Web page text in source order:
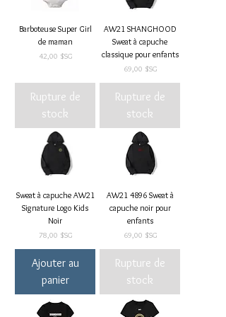
Barboteuse Super Girl
de maman
Prix
42,00 $SG
Rupture de
stock
AW21 SHANGHOOD
Sweat à capuche
classique pour enfants
Prix
69,00 $SG
Rupture de
stock
Sweat à capuche AW21
Signature Logo Kids
Noir
Prix
78,00 $SG
Ajouter au
panier
AW21 4896 Sweat à
capuche noir pour
enfants
Prix
69,00 $SG
Rupture de
stock